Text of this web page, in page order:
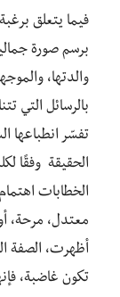
فيما يتعلق
برسم صورة
والدتها،
بالرسائل التي
تفسّر
الحقيقة وفقًا
الخطابات
معتدل، مرحة،
أظهرت، الصفة
تكون غاضبة،